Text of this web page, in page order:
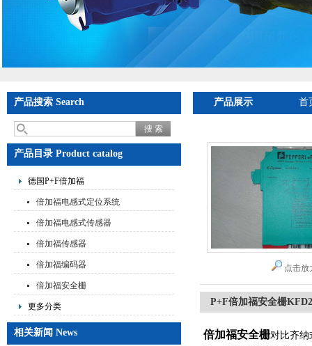
产品搜索 Search
产品目录 Product catalog
德国P+F倍加福
倍加福电感式定位系统
倍加福电感式传感器
倍加福传感器
倍加福编码器
倍加福安全栅
更多分类
相关新闻 News
产品展示 首
点击放
P+F倍加福安全栅
倍加福安全栅对比齐纳